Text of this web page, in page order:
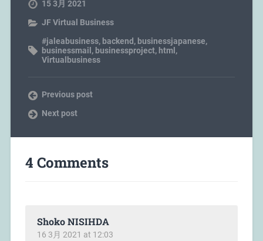
15 3月 2021
JF Virtual Business
#jaleabusiness, backend , businessjapanese,
businessmail , businessproject, html ,
Virtualbusiness
Previous post
Next post
4 Comments
Shoko NISIHDA
16 3月 2021 at 12:03